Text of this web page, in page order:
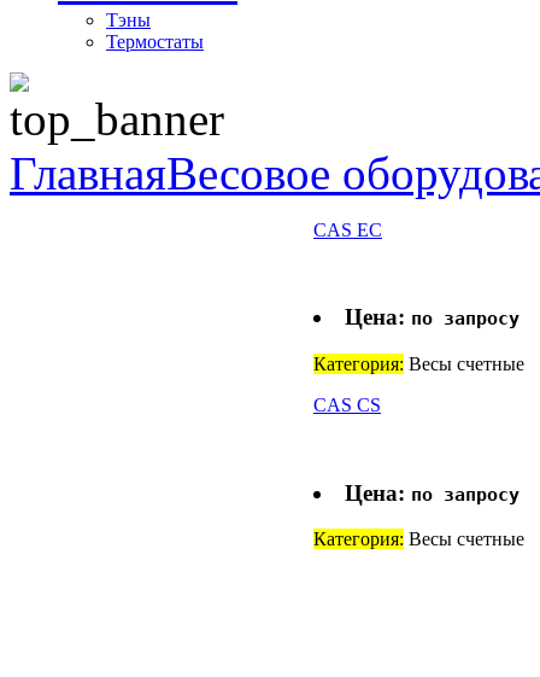
Тэны
Термостаты
ГлавнаяВесовое
CAS EC
Цена: по запросу
Категория: Весы счетные
CAS CS
Цена: по запросу
Категория: Весы счетные